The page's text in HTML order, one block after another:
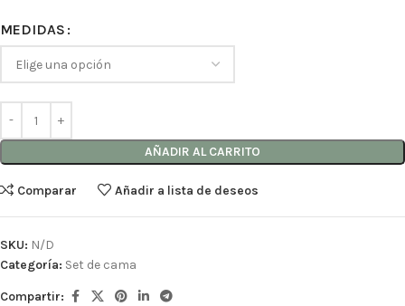
MEDIDAS
AÑADIR AL CARRITO
Comparar Añadir a lista de deseos
SKU: N/D
Categoría: Set de cama
Compartir: